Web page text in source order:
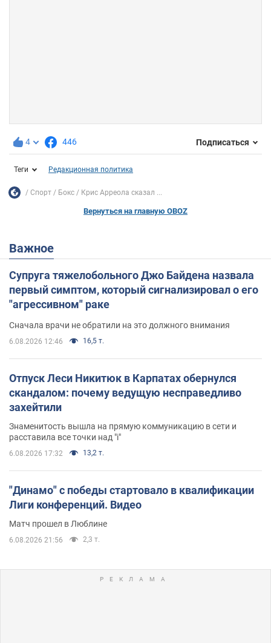
4 446 Подписаться
Теги Редакционная политика
Спорт Бокс Крис Арреола сказал ...
Вернуться на главную OBOZ
Важное
Супруга тяжелобольного Джо Байдена назвала
первый симптом, который сигнализировал о его
"агрессивном" раке
Сначала врачи не обратили на это должного внимания
6.08.2026 12:46 16,5 т.
Отпуск Леси Никитюк в Карпатах обернулся
скандалом: почему ведущую несправедливо
захейтили
Знаменитость вышла на прямую коммуникацию в сети и
расставила все точки над "i"
6.08.2026 17:32 13,2 т.
"Динамо" с победы стартовало в квалификации
Лиги конференций. Видео
Матч прошел в Люблине
6.08.2026 21:56 2,3 т.